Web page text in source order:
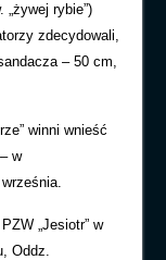
rybie”)
zdecydowali,
– 50 cm,
winni wnieść
w
„Jesiotr” w
Oddz.